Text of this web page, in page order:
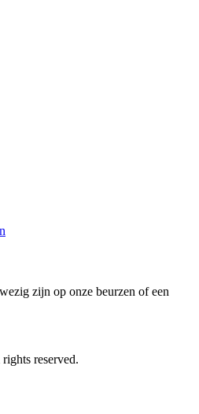
zijn op onze beurzen of een
reserved.